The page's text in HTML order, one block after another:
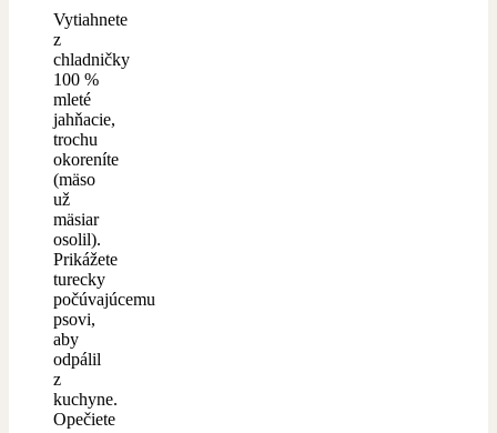
Vytiahnete
z
chladničky
100 %
mleté
jahňacie,
trochu
okoreníte
(mäso
už
mäsiar
osolil).
Prikážete
turecky
počúvajúcemu
psovi,
aby
odpálil
z
kuchyne.
Opečiete